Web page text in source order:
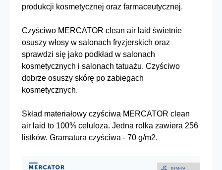
produkcji kosmetycznej oraz farmaceutycznej.
Czyściwo MERCATOR clean air laid świetnie
osuszy włosy w salonach fryzjerskich oraz
sprawdzi się jako podkład w salonach
kosmetycznych i salonach tatuażu. Czyściwo
dobrze osuszy skórę po zabiegach
kosmetycznych.
Skład materiałowy czyściwa MERCATOR clean
air laid to 100% celuloza. Jedna rolka zawiera 256
listków. Gramatura czyściwa - 70 g/m2.